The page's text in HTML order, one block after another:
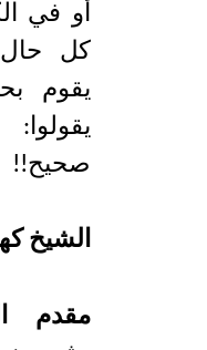
أو في
كل حال
يقوم
صحيح!!
الشيخ
مقدم